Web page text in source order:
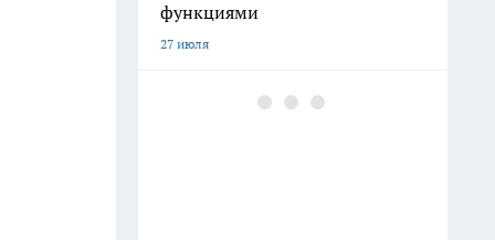
функциями
27 июля
Башкортостан вошел в число